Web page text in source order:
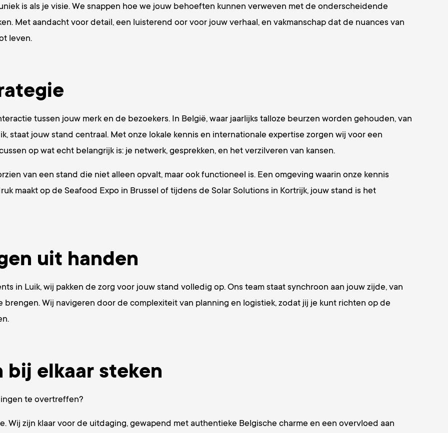
is als je visie. We snappen hoe we jouw behoeften kunnen verweven met de onderscheidende
Met aandacht voor detail, een luisterend oor voor jouw verhaal, en vakmanschap dat de nuances van
leven.
tussen jouw merk en de bezoekers. In België, waar jaarlijks talloze beurzen worden gehouden, van
staat jouw stand centraal. Met onze lokale kennis en internationale expertise zorgen wij voor een
op wat echt belangrijk is: je netwerk, gesprekken, en het verzilveren van kansen.
van een stand die niet alleen opvalt, maar ook functioneel is. Een omgeving waarin onze kennis
maakt op de Seafood Expo in Brussel of tijdens de Solar Solutions in Kortrijk, jouw stand is het
uit handen
in Luik, wij pakken de zorg voor jouw stand volledig op. Ons team staat synchroon aan jouw zijde, van
Wij navigeren door de complexiteit van planning en logistiek, zodat jij je kunt richten op de
bij elkaar steken
te overtreffen?
Wij zijn klaar voor de uitdaging, gewapend met authentieke Belgische charme en een overvloed aan